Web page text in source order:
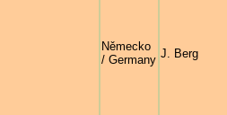
Německo
/ Germany J. Berg